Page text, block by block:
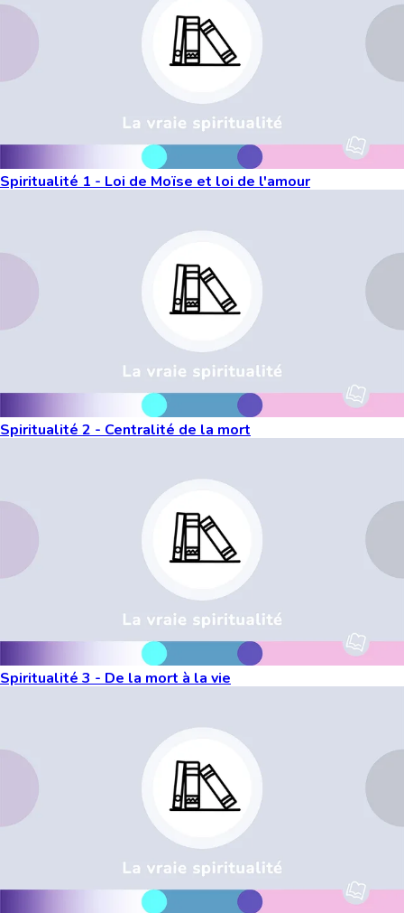
Spiritualité 1 - Loi de Moïse et loi de l'amour
Spiritualité 2 - Centralité de la mort
Spiritualité 3 - De la mort à la vie